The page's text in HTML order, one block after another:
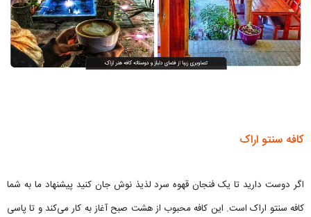
کافه سنتو اراک
اگر دوست دارید تا یک فنجان قهوه سرد لذیذ نوش جان کنید پیشنهاد ما به شما
کافه سنتو اراک است. این کافه محبوب از هشت صبح آغاز به کار می‌کند و تا پاسی